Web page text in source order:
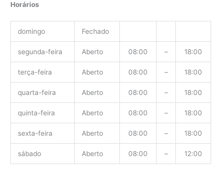
Horários
domingo Fechado
segunda-feira Aberto 08:00 – 18:00
terça-feira Aberto 08:00 – 18:00
quarta-feira Aberto 08:00 – 18:00
quinta-feira Aberto 08:00 – 18:00
sexta-feira Aberto 08:00 – 18:00
sábado Aberto 08:00 – 12:00